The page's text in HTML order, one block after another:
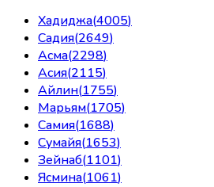
Хадиджа(4005)
Садия(2649)
Асма(2298)
Асия(2115)
Айлин(1755)
Марьям(1705)
Самия(1688)
Сумайя(1653)
Зейнаб(1101)
Ясмина(1061)